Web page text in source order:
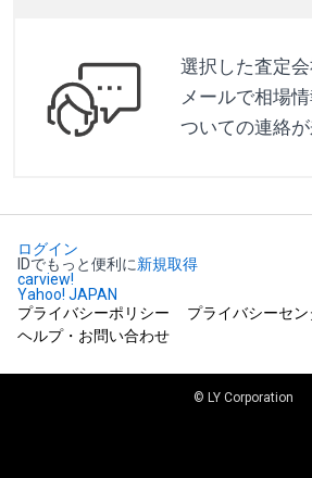
選択した査定
メールで相場
ついての連絡が
ログイン
IDでもっと便利に新規取得
carview!
Yahoo! JAPAN
プライバシーポリシー
プライバシーセン
ヘルプ・お問い合わせ
© LY Corporation